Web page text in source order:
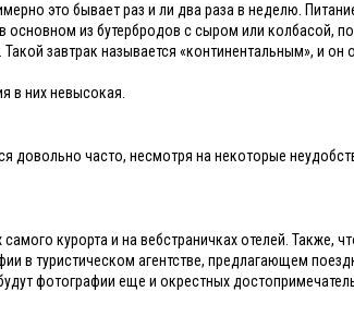
это бывает раз и ли два раза в неделю.
основном из бутербродов с сыром или колбасой,
завтрак называется «континентальным», и он
в них невысокая.
довольно часто, несмотря на некоторые
курорта и на вебстраничках отелей. Также,
в туристическом агентстве, предлагающем
фотографии еще и окрестных